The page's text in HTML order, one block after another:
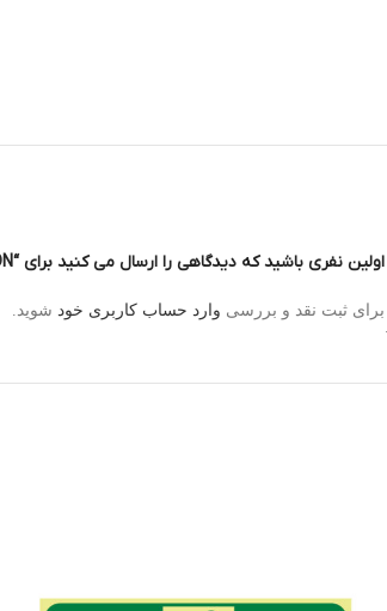
اولین نفری باشید که دیدگاهی را ارسال می کنید برای “ASSEMBLY STATION”
برای ثبت نقد و بررسی وارد حساب کاربری خود شوید.